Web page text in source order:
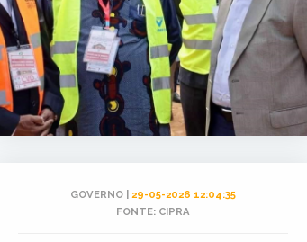
GOVERNO | 29-05-2026 12:04:35
FONTE: CIPRA